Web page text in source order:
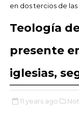
en dos tercios de
Teología
presente
iglesias,
11 years ago